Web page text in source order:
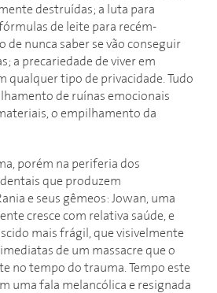
destruídas; a luta para
de leite para recém-
de nunca saber se vão conseguir
a precariedade de viver em
qualquer tipo de privacidade. Tudo
de ruínas emocionais
o empilhamento da
porém na periferia dos
que produzem
e seus gêmeos: Jowan, uma
cresce com relativa saúde, e
mais frágil, que visivelmente
de um massacre que o
no tempo do trauma. Tempo este
uma fala melancólica e resignada